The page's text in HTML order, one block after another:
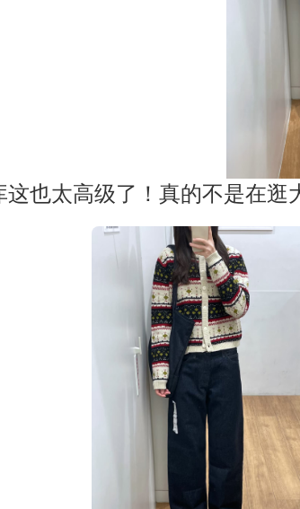
这也太高级了！真的不是在逛